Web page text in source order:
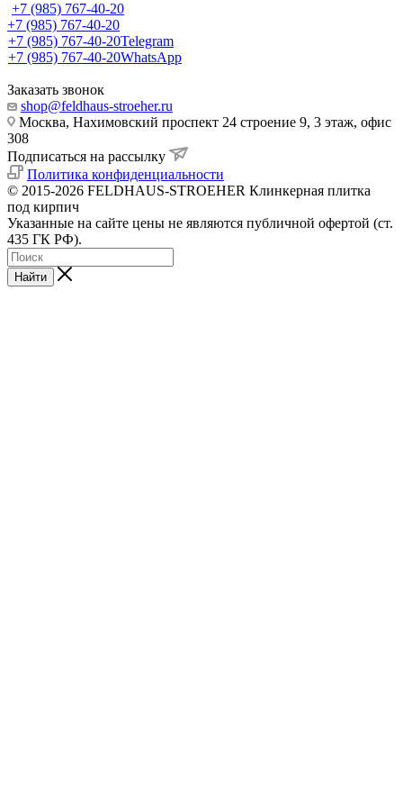
+7 (985) 767-40-20
+7 (985) 767-40-20
+7 (985) 767-40-20Telegram
+7 (985) 767-40-20WhatsApp
Заказать звонок
shop@feldhaus-stroeher.ru
Москва, Нахимовский проспект 24 строение 9, 3 этаж, офис
308
Подписаться на рассылку
Политика конфиденциальности
© 2015-2026 FELDHAUS-STROEHER Клинкерная плитка
под кирпич
Указанные на сайте цены не являются публичной офертой (ст.
435 ГК РФ).
Найти